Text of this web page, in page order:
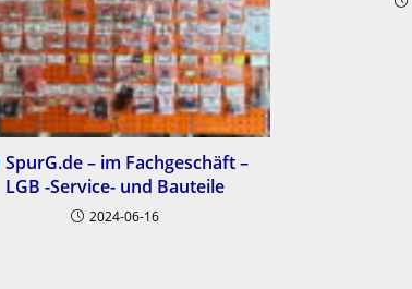
SpurG.de – im Fachgeschäft –
LGB -Service- und Bauteile
2024-06-16